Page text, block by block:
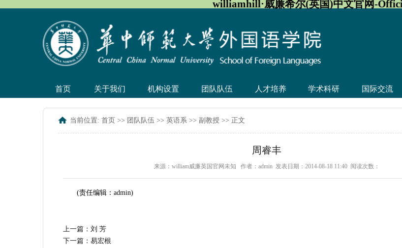
williamhill·威廉希尔(英国)中文官网-
首页 关于我们 机构设置 团队队伍 人才培养 学术科研 国际交流
当前位置: 首页 >> 团队队伍 >> 英语系 >> 副教授 >> 正文
周睿丰
来源：william威廉英国官网未知 作者：admin 发表日期：2014-08-18 11:40 阅读次数：
(责任编辑：admin)
上一篇： 刘 芳
下一篇： 易宏根